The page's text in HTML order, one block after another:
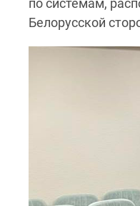
по системам,
Белорусской